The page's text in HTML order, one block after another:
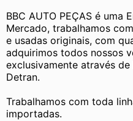
BBC AUTO PEÇAS é uma
Mercado, trabalhamos
e usadas originais, com
adquirimos todos nossos
exclusivamente através
Detran.
Trabalhamos com toda
importadas.